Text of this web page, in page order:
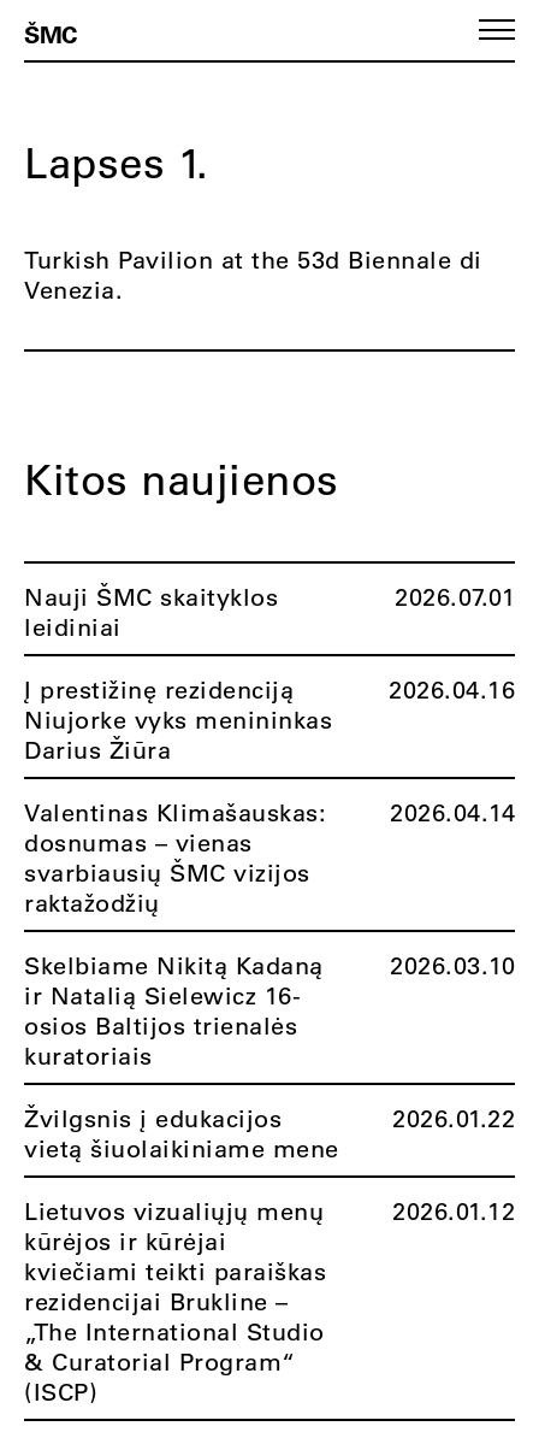
ŠMC
Lapses 1.
Turkish Pavilion at the 53d Biennale di
Venezia.
Kitos naujienos
Nauji ŠMC skaityklos
leidiniai
2026.07.01
Į prestižinę rezidenciją
Niujorke vyks menininkas
Darius Žiūra
2026.04.16
Valentinas Klimašauskas:
dosnumas – vienas
svarbiausių ŠMC vizijos
raktažodžių
2026.04.14
Skelbiame Nikitą Kadaną
ir Natalią Sielewicz 16-
osios Baltijos trienalės
kuratoriais
2026.03.10
Žvilgsnis į edukacijos
vietą šiuolaikiniame mene
2026.01.22
Lietuvos vizualiųjų menų
kūrėjos ir kūrėjai
kviečiami teikti paraiškas
rezidencijai Brukline –
„The International Studio
& Curatorial Program“
(ISCP)
2026.01.12